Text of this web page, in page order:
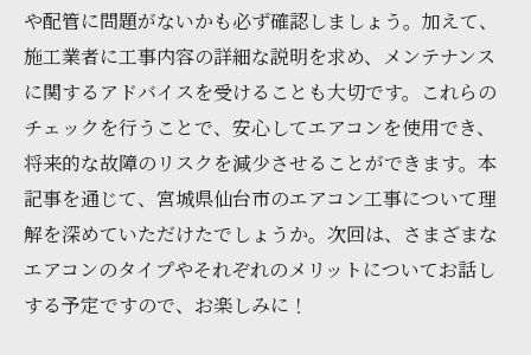
や配管に問題がないかも必ず確認しましょう。加えて、
施工業者に工事内容の詳細な説明を求め、メンテナンス
に関するアドバイスを受けることも大切です。これらの
チェックを行うことで、安心してエアコンを使用でき、
将来的な故障のリスクを減少させることができます。本
記事を通じて、宮城県仙台市のエアコン工事について理
解を深めていただけたでしょうか。次回は、さまざまな
エアコンのタイプやそれぞれのメリットについてお話し
する予定ですので、お楽しみに！